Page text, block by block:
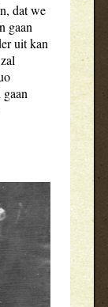
dat we
gaan
uit kan